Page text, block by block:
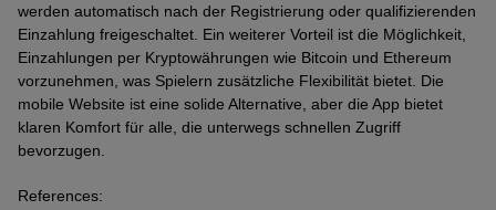
werden automatisch nach der Registrierung oder qualifizierenden
Einzahlung freigeschaltet. Ein weiterer Vorteil ist die Möglichkeit,
Einzahlungen per Kryptowährungen wie Bitcoin und Ethereum
vorzunehmen, was Spielern zusätzliche Flexibilität bietet. Die
mobile Website ist eine solide Alternative, aber die App bietet
klaren Komfort für alle, die unterwegs schnellen Zugriff
bevorzugen.
References: